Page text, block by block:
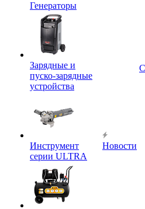
Генераторы
Зарядные и
пуско-зарядные
устройства
Инструмент
серии ULTRA
Новости